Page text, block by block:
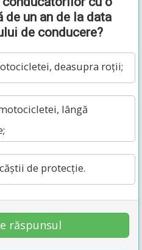
un an de la data
de conducere?
deasupra roţii;
lângă
de protecţie.
răspunsul